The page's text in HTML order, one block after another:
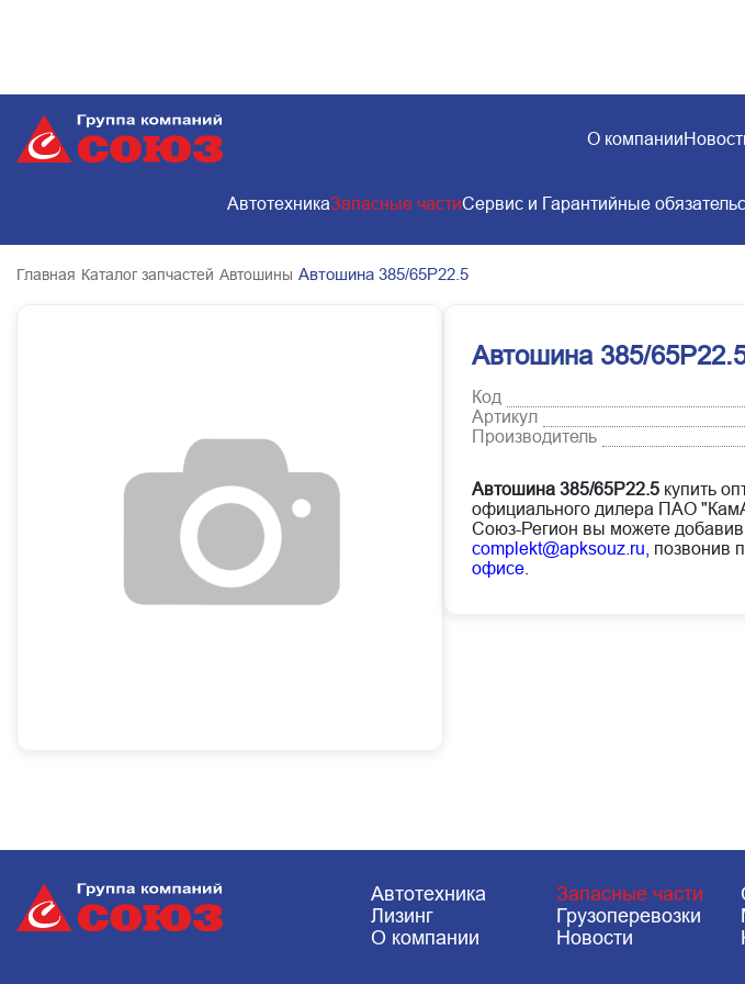
О компании
АвтотехникаЗапасные частиСервис и Гарантийные
Главная Каталог запчастей Автошины Автошина 385/65Р22.5
Автошина 385/
Код
Артикул
Производитель
Автошина 385/65Р22.5 купить
официального дилера ПАО
Союз-Регион вы можете добавив
complekt@apksouz.ru, позвонив
офисе
Автотехника Запасные части
Лизинг
Грузоперевозки
О компании
Новости